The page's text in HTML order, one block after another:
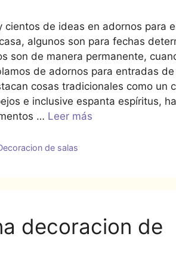
cientos de ideas en adornos para
algunos son para fechas
son de manera permanente,
de adornos para entradas de
cosas tradicionales como un
e inclusive espanta espíritus,
… Leer más
de salas
decoracion de